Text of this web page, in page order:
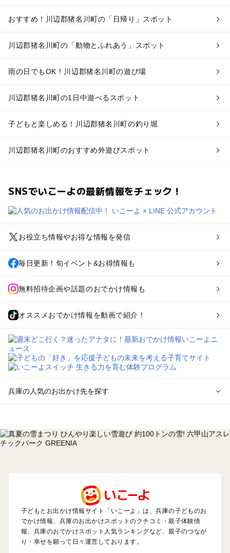
おすすめ！川辺郡猪名川町の「日帰り」スポット
川辺郡猪名川町の「動物とふれあう」スポット
雨の日でもOK！川辺郡猪名川町の遊び場
川辺郡猪名川町の1日中遊べるスポット
子どもと楽しめる！川辺郡猪名川町の釣り堀
川辺郡猪名川町のおすすめ外遊びスポット
SNSでいこーよの最新情報をチェック！
お役立ち情報やお得な情報を発信
毎日更新！旬イベント&お得情報も
無料招待企画や話題のおでかけ情報も
オススメおでかけ情報を動画で紹介！
兵庫の人気のお出かけ先を探す
を探す
神戸・有馬・六甲山・西宮・明石のプールお出かけ
淡路島のプールお出かけ
城崎・豊岡・竹野のプールお出かけ
神鍋・養父・和田山・鉢伏のプールお出かけ
香住・湯村・浜坂のプールお出かけ
兵庫の定番お出かけスポット
子どもとお出かけ情報サイト「いこーよ」は、兵庫の子どものお
でかけ情報、兵庫のお出かけスポットのクチコミ・親子体験情
報、兵庫のおでかけスポット人気ランキングなど、親子のつなが
り・幸せを願って日々運営しております。